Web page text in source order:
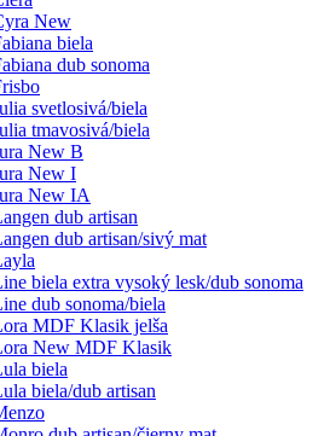
New
biela
dub sonoma
svetlosivá/biela
tmavosivá/biela
New B
New I
New IA
dub artisan
dub artisan/sivý mat
biela extra vysoký lesk/dub sonoma
dub sonoma/biela
MDF Klasik jelša
New MDF Klasik
biela
biela/dub artisan